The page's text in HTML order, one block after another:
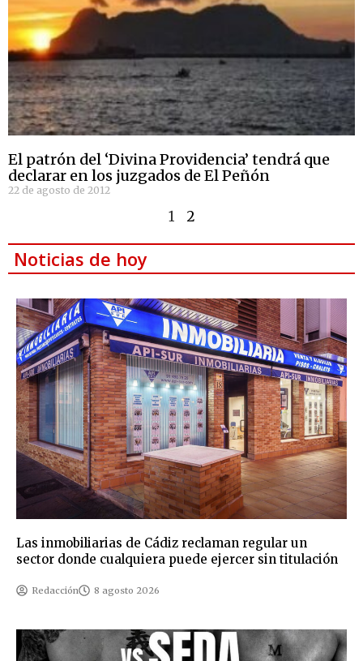
El patrón del ‘Divina Providencia’ tendrá que
declarar en los juzgados de El Peñón
22 de agosto de 2012
1 2
Noticias de hoy
Las inmobiliarias de Cádiz reclaman regular un
sector donde cualquiera puede ejercer sin titulación
Redacción 8 agosto 2026